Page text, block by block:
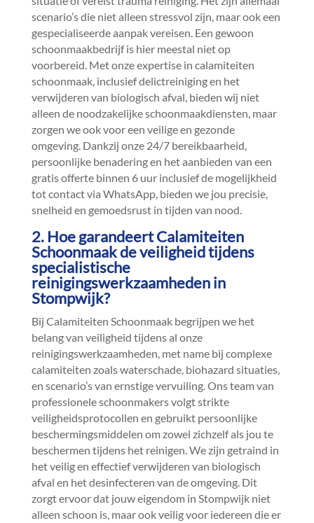
scenario’s die niet alleen stressvol zijn, maar ook een
gespecialiseerde aanpak vereisen.​ Een gewoon
schoonmaakbedrijf is hier meestal niet op
voorbereid.​ Met onze expertise in calamiteiten
schoonmaak, inclusief delictreiniging en het
verwijderen van biologisch afval, bieden wij niet
alleen de noodzakelijke schoonmaakdiensten, maar
zorgen we ook voor een veilige en gezonde
omgeving.​ Dankzij onze 24/7 bereikbaarheid,
persoonlijke benadering en het aanbieden van een
gratis offerte binnen 6 uur inclusief de mogelijkheid
tot contact via WhatsApp, bieden we jou precisie,
snelheid en gemoedsrust in tijden van nood.​
2.​ Hoe garandeert Calamiteiten
Schoonmaak de veiligheid tijdens
specialistische
reinigingswerkzaamheden in
Stompwijk?
Bij Calamiteiten Schoonmaak begrijpen we het
belang van veiligheid tijdens al onze
reinigingswerkzaamheden, met name bij complexe
calamiteiten zoals waterschade, biohazard situaties,
en scenario’s van ernstige vervuiling.​ Ons team van
professionele schoonmakers volgt strikte
veiligheidsprotocollen en gebruikt persoonlijke
beschermingsmiddelen om zowel zichzelf als jou te
beschermen tijdens het reinigen.​ We zijn getraind in
het veilig en effectief verwijderen van biologisch
afval en het desinfecteren van de omgeving.​ Dit
zorgt ervoor dat jouw eigendom in Stompwijk niet
alleen schoon is, maar ook veilig voor iedereen die er